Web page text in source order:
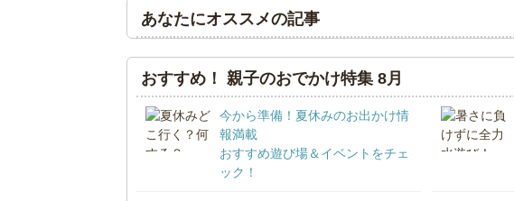
あなたにオススメの記事
おすすめ！ 親子のおでかけ特集 8月
今から準備！夏休みのお出かけ情
報満載
おすすめ遊び場＆イベントをチェ
ック！